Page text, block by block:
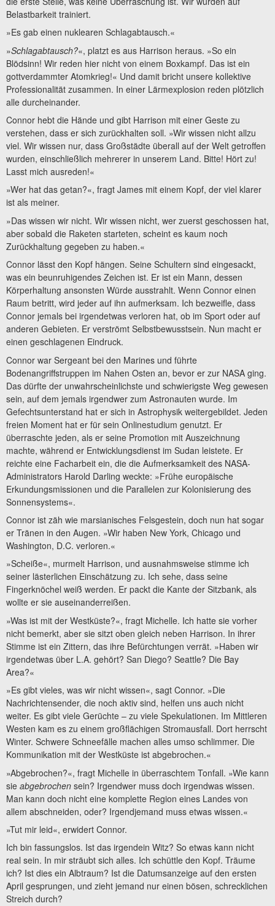
Belastbarkeit trainiert.
»Es gab einen nuklearen Schlagabtausch.«
»Schlagabtausch?«, platzt es aus Harrison heraus. »So ein
Blödsinn! Wir reden hier nicht von einem Boxkampf. Das ist ein
gottverdammter Atomkrieg!« Und damit bricht unsere kollektive
Professionalität zusammen. In einer Lärmexplosion reden plötzlich
alle durcheinander.
Connor hebt die Hände und gibt Harrison mit einer Geste zu
verstehen, dass er sich zurückhalten soll. »Wir wissen nicht allzu
viel. Wir wissen nur, dass Großstädte überall auf der Welt getroffen
wurden, einschließlich mehrerer in unserem Land. Bitte! Hört zu!
Lasst mich ausreden!«
»Wer hat das getan?«, fragt James mit einem Kopf, der viel klarer
ist als meiner.
»Das wissen wir nicht. Wir wissen nicht, wer zuerst geschossen hat,
aber sobald die Raketen starteten, scheint es kaum noch
Zurückhaltung gegeben zu haben.«
Connor lässt den Kopf hängen. Seine Schultern sind eingesackt,
was ein beunruhigendes Zeichen ist. Er ist ein Mann, dessen
Körperhaltung ansonsten Würde ausstrahlt. Wenn Connor einen
Raum betritt, wird jeder auf ihn aufmerksam. Ich bezweifle, dass
Connor jemals bei irgendetwas verloren hat, ob im Sport oder auf
anderen Gebieten. Er verströmt Selbstbewusstsein. Nun macht er
einen geschlagenen Eindruck.
Connor war Sergeant bei den Marines und führte
Bodenangriffstruppen im Nahen Osten an, bevor er zur NASA ging.
Das dürfte der unwahrscheinlichste und schwierigste Weg gewesen
sein, auf dem jemals irgendwer zum Astronauten wurde. Im
Gefechtsunterstand hat er sich in Astrophysik weitergebildet. Jeden
freien Moment hat er für sein Onlinestudium genutzt. Er
überraschte jeden, als er seine Promotion mit Auszeichnung
machte, während er Entwicklungsdienst im Sudan leistete. Er
reichte eine Facharbeit ein, die die Aufmerksamkeit des NASA-
Administrators Harold Darling weckte: »Frühe europäische
Erkundungsmissionen und die Parallelen zur Kolonisierung des
Sonnensystems«.
Connor ist zäh wie marsianisches Felsgestein, doch nun hat sogar
er Tränen in den Augen. »Wir haben New York, Chicago und
Washington, D.C. verloren.«
»Scheiße«, murmelt Harrison, und ausnahmsweise stimme ich
seiner lästerlichen Einschätzung zu. Ich sehe, dass seine
Fingerknöchel weiß werden. Er packt die Kante der Sitzbank, als
wollte er sie auseinanderreißen.
»Was ist mit der Westküste?«, fragt Michelle. Ich hatte sie vorher
nicht bemerkt, aber sie sitzt oben gleich neben Harrison. In ihrer
Stimme ist ein Zittern, das ihre Befürchtungen verrät. »Haben wir
irgendetwas über L.A. gehört? San Diego? Seattle? Die Bay
Area?«
»Es gibt vieles, was wir nicht wissen«, sagt Connor. »Die
Nachrichtensender, die noch aktiv sind, helfen uns auch nicht
weiter. Es gibt viele Gerüchte – zu viele Spekulationen. Im Mittleren
Westen kam es zu einem großflächigen Stromausfall. Dort herrscht
Winter. Schwere Schneefälle machen alles umso schlimmer. Die
Kommunikation mit der Westküste ist abgebrochen.«
»Abgebrochen?«, fragt Michelle in überraschtem Tonfall. »Wie kann
sie abgebrochen sein? Irgendwer muss doch irgendwas wissen.
Man kann doch nicht eine komplette Region eines Landes von
allem abschneiden, oder? Irgendjemand muss etwas wissen.«
»Tut mir leid«, erwidert Connor.
Ich bin fassungslos. Ist das irgendein Witz? So etwas kann nicht
real sein. In mir sträubt sich alles. Ich schüttle den Kopf. Träume
ich? Ist dies ein Albtraum? Ist die Datumsanzeige auf den ersten
April gesprungen, und zieht jemand nur einen bösen, schrecklichen
Streich durch?